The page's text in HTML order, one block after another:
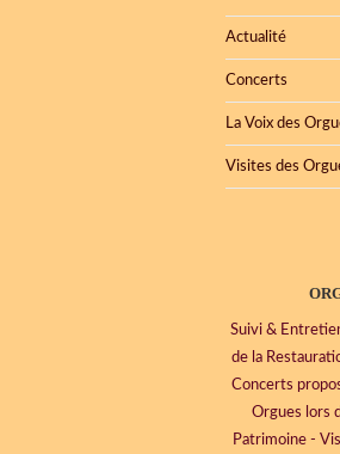
Actualité
Concerts
La Voix des
Visites des
Suivi &
de la
Concerts
Orgues lors
Patrimoine -